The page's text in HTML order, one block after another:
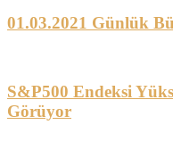
01.03.2021 Günlük
S&P500 Endeksi
Görüyor